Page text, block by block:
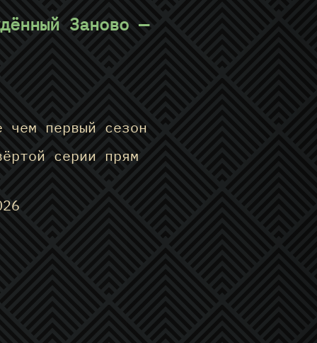
Заново —
чем первый сезон
серии прям